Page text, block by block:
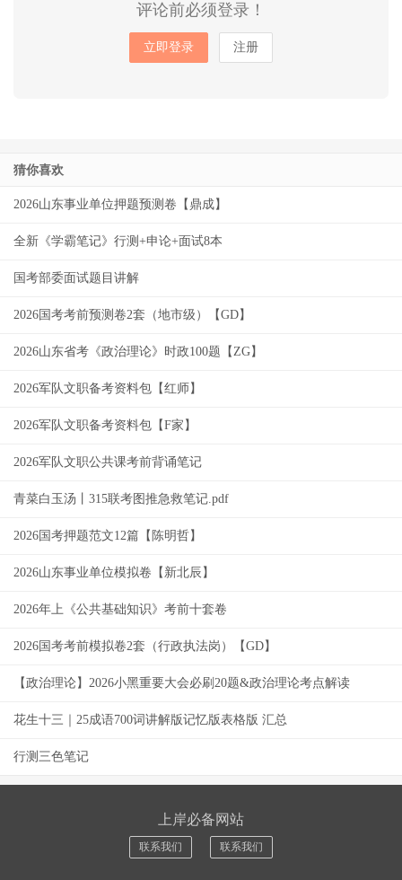
评论前必须登录！
立即登录 注册
猜你喜欢
2026山东事业单位押题预测卷【鼎成】
全新《学霸笔记》行测+申论+面试8本
国考部委面试题目讲解
2026国考考前预测卷2套（地市级）【GD】
2026山东省考《政治理论》时政100题【ZG】
2026军队文职备考资料包【红师】
2026军队文职备考资料包【F家】
2026军队文职公共课考前背诵笔记
青菜白玉汤丨315联考图推急救笔记.pdf
2026国考押题范文12篇【陈明哲】
2026山东事业单位模拟卷【新北辰】
2026年上《公共基础知识》考前十套卷
2026国考考前模拟卷2套（行政执法岗）【GD】
【政治理论】2026小黑重要大会必刷20题&政治理论考点解读
花生十三｜25成语700词讲解版记忆版表格版 汇总
行测三色笔记
上岸必备网站
联系我们 联系我们